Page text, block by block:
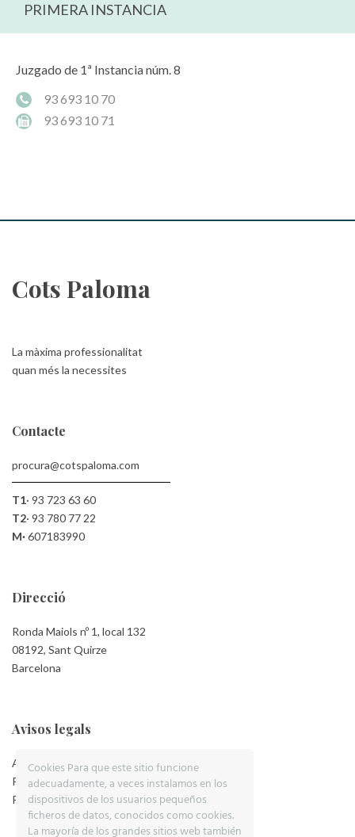
PRIMERA INSTANCIA
Juzgado de 1ª Instancia núm. 8
93 693 10 70
93 693 10 71
Cots Paloma
La màxima professionalitat
quan més la necessites
Contacte
procura@cotspaloma.com
T1· 93 723 63 60
T2· 93 780 77 22
M·607183990
Direcció
Ronda Maiols nº 1, local 132
08192, Sant Quirze
Barcelona
Avisos legals
Aviso Legal
Política de Privacidad
Política de Cookies
Cookies Para que este sitio funcione
adecuadamente, a veces instalamos en los
dispositivos de los usuarios pequeños
ficheros de datos, conocidos como cookies.
La mayoría de los grandes sitios web también